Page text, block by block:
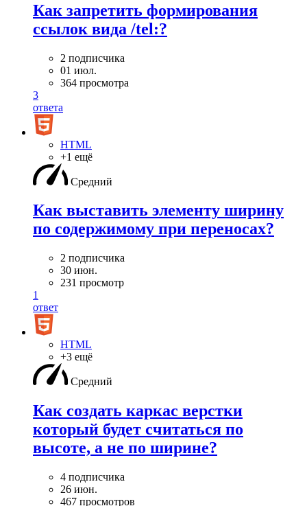
Как запретить формирования
ссылок вида /tel:?
2 подписчика
01 июл.
364 просмотра
3
ответа
HTML
+1 ещё
Средний
Как выставить элементу ширину
по содержимому при переносах?
2 подписчика
30 июн.
231 просмотр
1
ответ
HTML
+3 ещё
Средний
Как создать каркас верстки
который будет считаться по
высоте, а не по ширине?
4 подписчика
26 июн.
467 просмотров